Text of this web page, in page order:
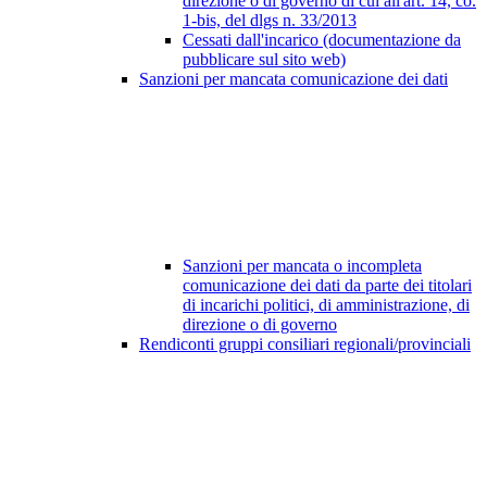
1-bis, del dlgs n. 33/2013
Cessati dall'incarico (documentazione da
pubblicare sul sito web)
Sanzioni per mancata comunicazione dei dati
Sanzioni per mancata o incompleta
comunicazione dei dati da parte dei titolari
di incarichi politici, di amministrazione, di
direzione o di governo
Rendiconti gruppi consiliari regionali/provinciali